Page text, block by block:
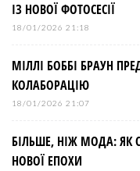
ІЗ НОВОЇ ФОТОСЕСІЇ
18/01/2026 21:18
МІЛЛІ БОББІ БРАУН
КОЛАБОРАЦІЮ
18/01/2026 21:07
БІЛЬШЕ, НІЖ МОДА: ЯК
НОВОЇ ЕПОХИ